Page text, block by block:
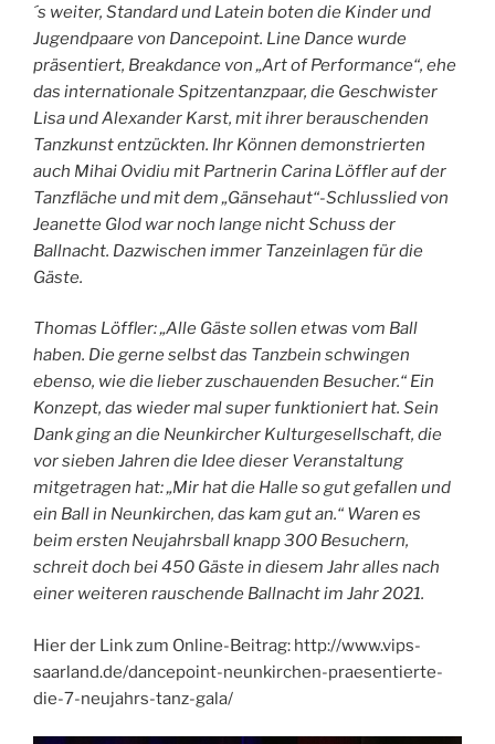
´s weiter, Standard und Latein boten die Kinder und
Jugendpaare von Dancepoint. Line Dance wurde
präsentiert, Breakdance von „Art of Performance“, ehe
das internationale Spitzentanzpaar, die Geschwister
Lisa und Alexander Karst, mit ihrer berauschenden
Tanzkunst entzückten. Ihr Können demonstrierten
auch Mihai Ovidiu mit Partnerin Carina Löffler auf der
Tanzfläche und mit dem „Gänsehaut“-Schlusslied von
Jeanette Glod war noch lange nicht Schuss der
Ballnacht. Dazwischen immer Tanzeinlagen für die
Gäste.
Thomas Löffler: „Alle Gäste sollen etwas vom Ball
haben. Die gerne selbst das Tanzbein schwingen
ebenso, wie die lieber zuschauenden Besucher.“ Ein
Konzept, das wieder mal super funktioniert hat. Sein
Dank ging an die Neunkircher Kulturgesellschaft, die
vor sieben Jahren die Idee dieser Veranstaltung
mitgetragen hat: „Mir hat die Halle so gut gefallen und
ein Ball in Neunkirchen, das kam gut an.“ Waren es
beim ersten Neujahrsball knapp 300 Besuchern,
schreit doch bei 450 Gäste in diesem Jahr alles nach
einer weiteren rauschende Ballnacht im Jahr 2021.
Hier der Link zum Online-Beitrag: http://www.vips-
saarland.de/dancepoint-neunkirchen-praesentierte-
die-7-neujahrs-tanz-gala/